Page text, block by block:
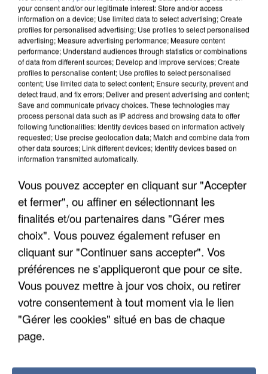
UNE TOURISTE DE L’OISE EMPORTÉE PAR UNE
your consent and/or our legitimate interest: Store and/or access
information on a device; Use limited data to select advertising; Create
profiles for personalised advertising; Use profiles to select personalised
advertising; Measure advertising performance; Measure content
performance; Understand audiences through statistics or combinations
of data from different sources; Develop and improve services; Create
profiles to personalise content; Use profiles to select personalised
content; Use limited data to select content; Ensure security, prevent and
detect fraud, and fix errors; Deliver and present advertising and content;
Save and communicate privacy choices. These technologies may
process personal data such as IP address and browsing data to offer
following functionalities: Identify devices based on information actively
requested; Use precise geolocation data; Match and combine data from
other data sources; Link different devices; Identify devices based on
information transmitted automatically.
Vous pouvez accepter en cliquant sur "Accepter
et fermer", ou affiner en sélectionnant les
finalités et/ou partenaires dans "Gérer mes
choix". Vous pouvez également refuser en
cliquant sur "Continuer sans accepter". Vos
préférences ne s'appliqueront que pour ce site.
Vous pouvez mettre à jour vos choix, ou retirer
votre consentement à tout moment via le lien
"Gérer les cookies" situé en bas de chaque
page.